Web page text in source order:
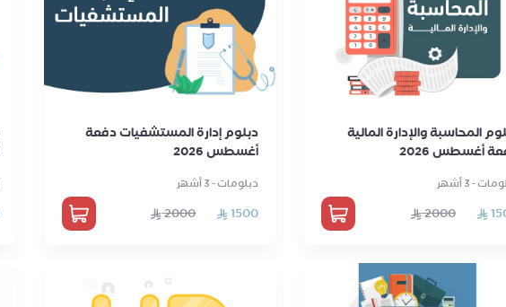
المحاسبة والإدارة المالية
أغسطس 2026
- 3 أشهر
2000
دبلوم إدارة المستشفيات دفعة
أغسطس 2026
دبلومات - 3 أشهر
1500
2000